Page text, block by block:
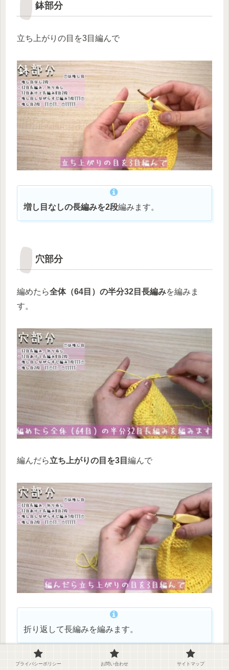
鉢部分
立ち上がりの目を3目編んで
増し目なしの長編みを2段編みます。
穴部分
編めたら全体（64目）の半分32目長編みを編みま
す。
編んだら立ち上がりの目を3目 編んで
折り返して長編みを編みます。
プライバシーポリシー お問い合わせ サイトマップ